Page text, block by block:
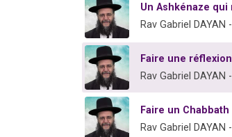
Un Ashkénaze
Rav Gabriel DAYAN
Faire une
Rav Gabriel DAYAN
Faire un
Rav Gabriel DAYAN